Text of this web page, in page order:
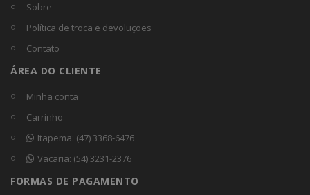
Sobre
Política de troca e devoluções
Contato
ÁREA DO CLIENTE
Minha conta
Carrinho
Itapema: (47) 3368-6476
Vacaria: (54) 3231-2376
FORMAS DE PAGAMENTO